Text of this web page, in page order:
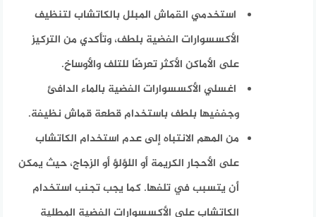
استخدمي القماش المبلل بالكاتشاب لتنظيف
الأكسسوارات الفضية بلطف، وتأكدي من التركيز
على الأماكن الأكثر تعرضًا للتلف والأوساخ.
اغسلي الأكسسوارات الفضية بالماء الدافئ
وجففيها بلطف باستخدام قطعة قماش نظيفة.
من المهم الانتباه إلى عدم استخدام الكاتشاب
على الأحجار الكريمة أو اللؤلؤ أو الزجاج، حيث يمكن
أن يتسبب في تلفها. كما يجب تجنب استخدام
الكاتشاب على الأكسسوارات الفضية المطلية